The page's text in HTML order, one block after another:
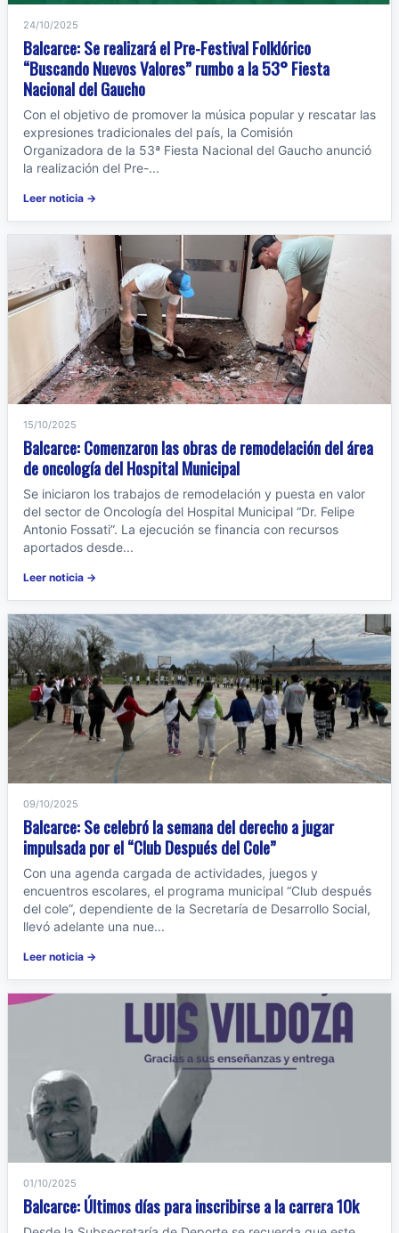
24/10/2025
Balcarce: Se realizará el Pre-Festival Folklórico
“Buscando Nuevos Valores” rumbo a la 53° Fiesta
Nacional del Gaucho
Con el objetivo de promover la música popular y rescatar las
expresiones tradicionales del país, la Comisión
Organizadora de la 53ª Fiesta Nacional del Gaucho anunció
la realización del Pre-...
Leer noticia →
15/10/2025
Balcarce: Comenzaron las obras de remodelación del área
de oncología del Hospital Municipal
Se iniciaron los trabajos de remodelación y puesta en valor
del sector de Oncología del Hospital Municipal “Dr. Felipe
Antonio Fossati”. La ejecución se financia con recursos
aportados desde...
Leer noticia →
09/10/2025
Balcarce: Se celebró la semana del derecho a jugar
impulsada por el “Club Después del Cole”
Con una agenda cargada de actividades, juegos y
encuentros escolares, el programa municipal “Club después
del cole”, dependiente de la Secretaría de Desarrollo Social,
llevó adelante una nue...
Leer noticia →
01/10/2025
Balcarce: Últimos días para inscribirse a la carrera 10k